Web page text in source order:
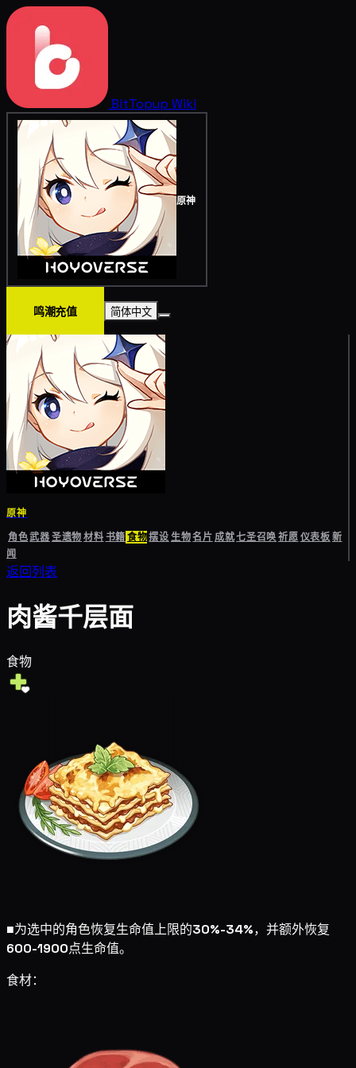
BitTopup Wiki
原神
鸣潮充值 简体中文
原神
角色武器圣遗物材料书籍食物摆设生物名片成就七圣召唤祈愿仪表板新
闻
返回列表
肉酱千层面
食物
■为选中的角色恢复生命值上限的30%-34%，并额外恢复
600-1900点生命值。
食材：